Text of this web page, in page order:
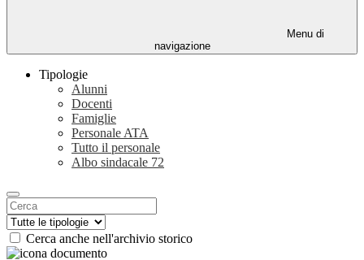
Menu di
navigazione
Tipologie
Alunni
Docenti
Famiglie
Personale ATA
Tutto il personale
Albo sindacale 72
Cerca anche nell'archivio storico